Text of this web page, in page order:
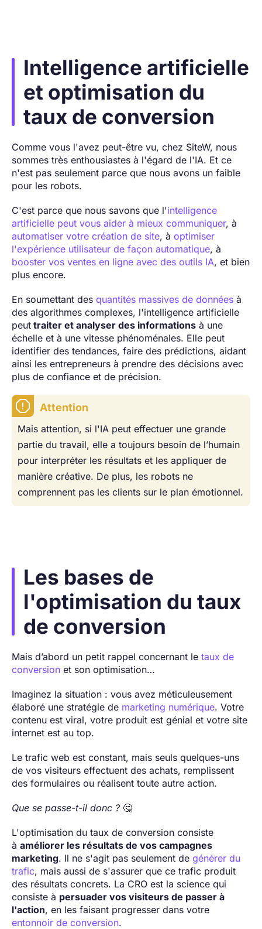
Intelligence artificielle
et optimisation du
taux de conversion
Comme vous l'avez peut-être vu, chez SiteW, nous
sommes très enthousiastes à l'égard de l'IA. Et ce
n'est pas seulement parce que nous avons un faible
pour les robots.
C'est parce que nous savons que l'intelligence
artificielle peut vous aider à mieux communiquer, à
automatiser votre création de site, à optimiser
l'expérience utilisateur de façon automatique, à
booster vos ventes en ligne avec des outils IA, et bien
plus encore.
En soumettant des quantités massives de données à
des algorithmes complexes, l'intelligence artificielle
peut traiter et analyser des informations à une
échelle et à une vitesse phénoménales. Elle peut
identifier des tendances, faire des prédictions, aidant
ainsi les entrepreneurs à prendre des décisions avec
plus de confiance et de précision.
Attention
Mais attention, si l'IA peut effectuer une grande
partie du travail, elle a toujours besoin de l’humain
pour interpréter les résultats et les appliquer de
manière créative. De plus, les robots ne
comprennent pas les clients sur le plan émotionnel.
Les bases de
l'optimisation du taux
de conversion
Mais d’abord un petit rappel concernant le taux de
conversion et son optimisation…
Imaginez la situation : vous avez méticuleusement
élaboré une stratégie de marketing numérique. Votre
contenu est viral, votre produit est génial et votre site
internet est au top.
Le trafic web est constant, mais seuls quelques-uns
de vos visiteurs effectuent des achats, remplissent
des formulaires ou réalisent toute autre action.
Que se passe-t-il donc ? 🤔
L'optimisation du taux de conversion consiste
à améliorer les résultats de vos campagnes
marketing. Il ne s'agit pas seulement de générer du
trafic, mais aussi de s'assurer que ce trafic produit
des résultats concrets. La CRO est la science qui
consiste à persuader vos visiteurs de passer à
l'action, en les faisant progresser dans votre
entonnoir de conversion.